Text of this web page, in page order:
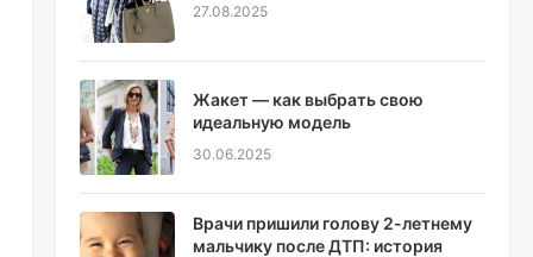
27.08.2025
Жакет — как выбрать свою
идеальную модель
30.06.2025
Врачи пришили голову 2-летнему
мальчику после ДТП: история